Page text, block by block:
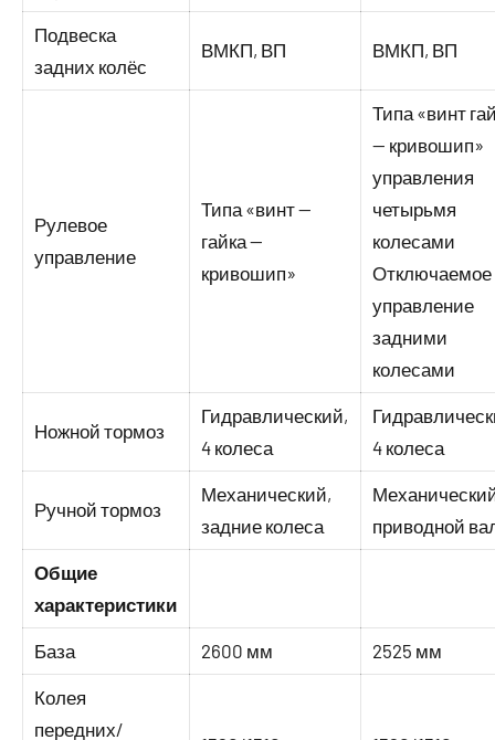
Подвеска
задних колёс
ВМКП, ВП ВМКП, ВП
Рулевое
управление
Типа «винт —
гайка —
кривошип»
Типа «винт
— кривошип»
управления
четырьмя
колесами
Отключаемое
управление
задними
колесами
Ножной тормоз
Гидравлический,
4 колеса
4 колеса
Ручной тормоз
Механический,
задние колеса
приводной
Общие
характеристики
База 2600 мм 2525 мм
Колея
передних/